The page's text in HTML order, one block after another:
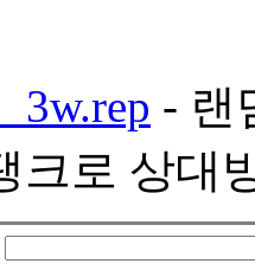
- 랜
크로 상대